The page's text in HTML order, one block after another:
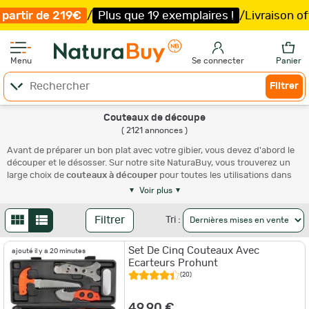
Plus que 19 exemplaires ! /Livraison offerte et
Menu Se connecter Panier
Filtrer
Couteaux de découpe
( 2121 annonces )
Avant de préparer un bon plat avec votre gibier, vous devez d'abord le
découper et le désosser. Sur notre site NaturaBuy, vous trouverez un
large choix de couteaux à découperpour toutes les utilisations dans
Il existe une grande variété de couteaux de découpe selon leur
utilisation. En général, ils servent àdécouper de la viande, mais aussi à
préparer un gibier entier dans le cas descouteaux de chasse
doivent, par conséquent, avoir des qualités spécifiques pour faciliter
votre tâche. Voici quelques exemples de types de couteaux :
– Couteau à dépouiller ;
– Couteau de cuisine ;
Voir plus
Filtrer Tri :
ajouté il y a 20 minutes
Set De Cinq Couteaux Avec
Ecarteurs Prohunt
(20)